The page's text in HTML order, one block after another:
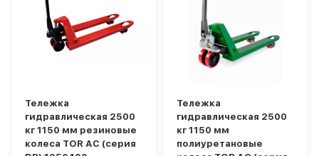
Тележка
гидравлическая 2500
кг 1150 мм резиновые
колеса TOR AC (серия
Тележка
гидравлическая 2500
кг 1150 мм
полиуретановые